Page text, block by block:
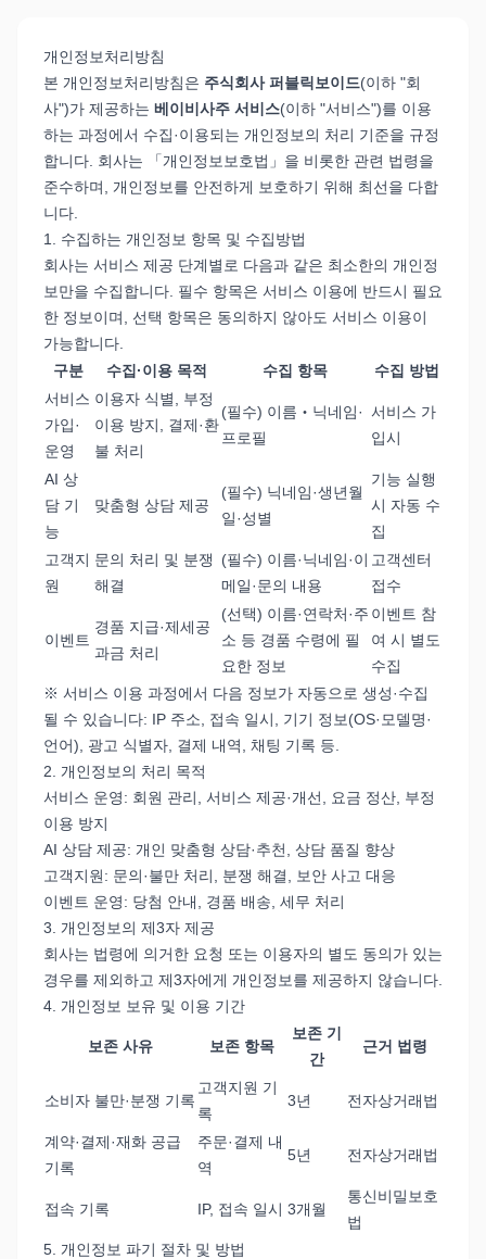
개인정보처리방침
본 개인정보처리방침은 주식회사 퍼블릭보이드(이하 "회
사")가 제공하는 베이비사주 서비스(이하 "서비스")를 이용
하는 과정에서 수집·이용되는 개인정보의 처리 기준을 규정
합니다. 회사는 「개인정보보호법」을 비롯한 관련 법령을
준수하며, 개인정보를 안전하게 보호하기 위해 최선을 다합
니다.
1. 수집하는 개인정보 항목 및 수집방법
회사는 서비스 제공 단계별로 다음과 같은 최소한의 개인정
보만을 수집합니다. 필수 항목은 서비스 이용에 반드시 필요
한 정보이며, 선택 항목은 동의하지 않아도 서비스 이용이
가능합니다.
구분
수집·이용 목적 수집 항목
수집 방법
서비스
가입·
운영
이용자 식별, 부정
이용 방지, 결제·환
불 처리
(필수) 이름‧닉네임·
프로필
서비스 가
입시
AI 상
담 기
능
맞춤형 상담 제공
(필수) 닉네임·생년월
일·성별
기능 실행
시 자동 수
집
고객지
원
문의 처리 및 분쟁
해결
(필수) 이름·닉네임·이
메일·문의 내용
고객센터
접수
이벤트
경품 지급·제세공
과금 처리
(선택) 이름·연락처·주
소 등 경품 수령에 필
요한 정보
이벤트 참
여 시 별도
수집
※ 서비스 이용 과정에서 다음 정보가 자동으로 생성·수집
될 수 있습니다: IP 주소, 접속 일시, 기기 정보(OS·모델명·
언어), 광고 식별자, 결제 내역, 채팅 기록 등.
2. 개인정보의 처리 목적
서비스 운영: 회원 관리, 서비스 제공·개선, 요금 정산, 부정
이용 방지
AI 상담 제공: 개인 맞춤형 상담·추천, 상담 품질 향상
고객지원: 문의·불만 처리, 분쟁 해결, 보안 사고 대응
이벤트 운영: 당첨 안내, 경품 배송, 세무 처리
3. 개인정보의 제3자 제공
회사는 법령에 의거한 요청 또는 이용자의 별도 동의가 있는
경우를 제외하고 제3자에게 개인정보를 제공하지 않습니다.
4. 개인정보 보유 및 이용 기간
보존 사유 보존 항목
보존 기
간
근거 법령
소비자 불만·분쟁 기록
고객지원 기
록
3년 전자상거래법
계약·결제·재화 공급
기록
주문·결제 내
역
5년 전자상거래법
접속 기록 IP, 접속 일시 3개월
통신비밀보호
법
5. 개인정보 파기 절차 및 방법